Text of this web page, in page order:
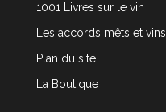
1001 Livres sur le vin
Les accords mêts et vins
Plan du site
La Boutique